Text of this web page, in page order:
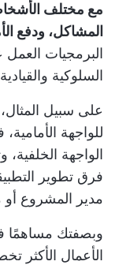
مع مختلف
المشاكل، ودفع
البرمجيات العمل
السلوكية
على سبيل
للواجهة
الواجهة
فرق تطوير
مدير المشروع
وبصفتك مساهمًا
الأعمال الأكثر